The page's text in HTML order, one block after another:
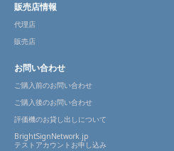
販売店情報
代理店
販売店
お問い合わせ
ご購入前のお問い合わせ
ご購入後のお問い合わせ
評価機のお貸し出しについて
BrightSignNetwork.jp
テストアカウントお申し込み